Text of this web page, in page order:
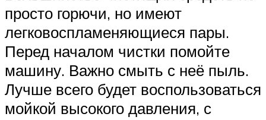
просто горючи, но имеют
легковоспламеняющиеся пары.
Перед началом чистки помойте
машину. Важно смыть с неё пыль.
Лучше всего будет воспользоваться
мойкой высокого давления, с